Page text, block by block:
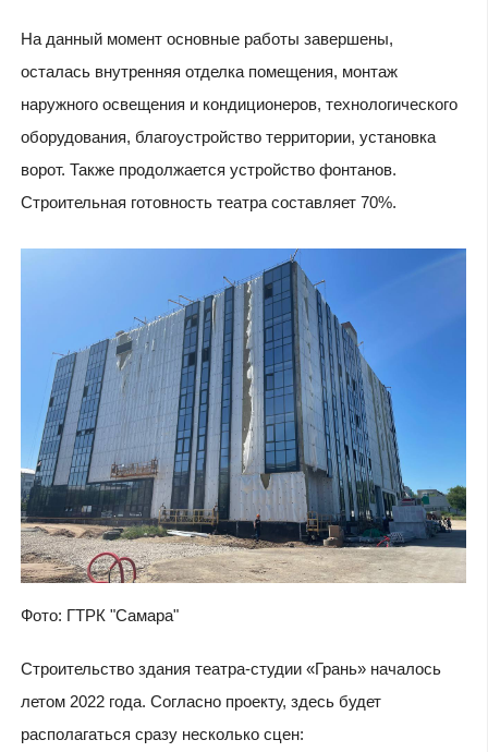
На данный момент основные работы завершены,
осталась внутренняя отделка помещения, монтаж
наружного освещения и кондиционеров, технологического
оборудования, благоустройство территории, установка
ворот. Также продолжается устройство фонтанов.
Строительная готовность театра составляет 70%.
Фото: ГТРК "Самара"
Строительство здания театра-студии «Грань» началось
летом 2022 года. Согласно проекту, здесь будет
располагаться сразу несколько сцен: